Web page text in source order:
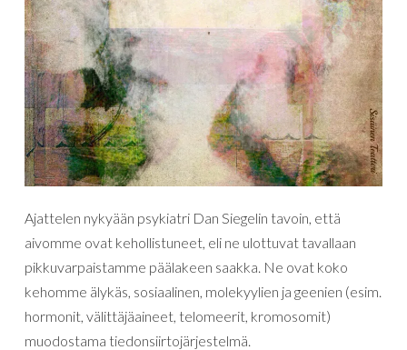
Ajattelen nykyään psykiatri Dan Siegelin tavoin, että
aivomme ovat kehollistuneet, eli ne ulottuvat tavallaan
pikkuvarpaistamme päälakeen saakka. Ne ovat koko
kehomme älykäs, sosiaalinen, molekyylien ja geenien (esim.
hormonit, välittäjäaineet, telomeerit, kromosomit)
muodostama tiedonsiirtojärjestelmä.